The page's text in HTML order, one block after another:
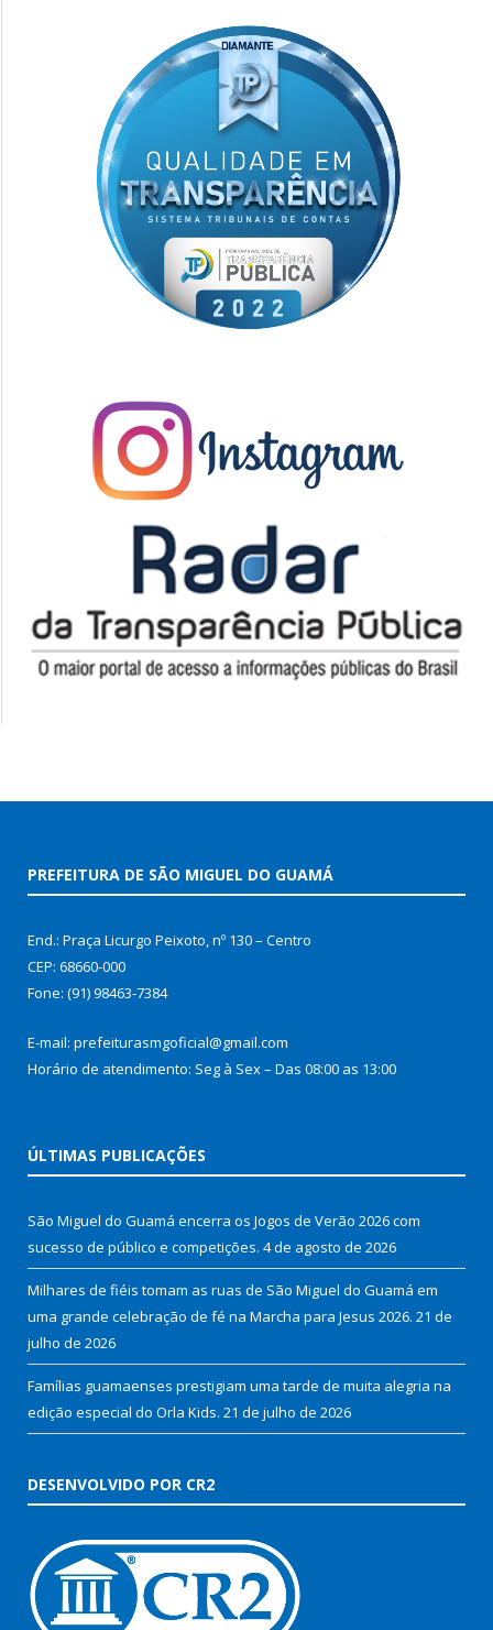
PREFEITURA DE SÃO MIGUEL DO GUAMÁ
End.: Praça Licurgo Peixoto, nº 130 – Centro
CEP: 68660-000
Fone: (91) 98463-7384
E-mail: prefeiturasmgoficial@gmail.com
Horário de atendimento: Seg à Sex – Das 08:00 as 13:00
ÚLTIMAS PUBLICAÇÕES
São Miguel do Guamá encerra os Jogos de Verão 2026 com
sucesso de público e competições. 4 de agosto de 2026
Milhares de fiéis tomam as ruas de São Miguel do Guamá em
uma grande celebração de fé na Marcha para Jesus 2026. 21 de
julho de 2026
Famílias guamaenses prestigiam uma tarde de muita alegria na
edição especial do Orla Kids. 21 de julho de 2026
DESENVOLVIDO POR CR2